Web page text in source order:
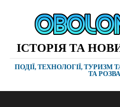
ІСТОРІЯ ТА
ПОДІЇ, ТЕХНОЛОГІЇ, ТУРИЗМ
ТА